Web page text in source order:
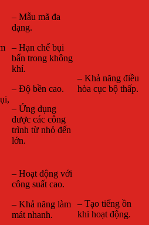
– Mẫu mã đa
dạng.
– Hạn chế bụi
bẩn trong không
khí.
– Độ bền cao.
– Ứng dụng
được các công
trình từ nhỏ đến
lớn.
– Khả năng điều
hòa cục bộ thấp.
– Hoạt động với
công suất cao.
– Khả năng làm
mát nhanh.
– Tạo tiếng ồn
khi hoạt động.